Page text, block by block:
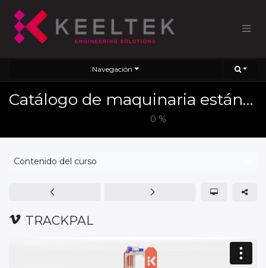
Navegación
Catálogo de maquinaria estándar 2025
0 %
Contenido del curso
TRACKPAL